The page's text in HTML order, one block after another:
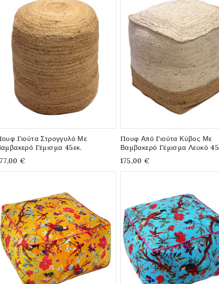
Γιούτα Στρογγυλό Με
Γέμισμα 45εκ.
€
Πουφ Από Γιούτα Κύβος Με
Βαμβακερό Γέμισμα Λευκό
175,00 €